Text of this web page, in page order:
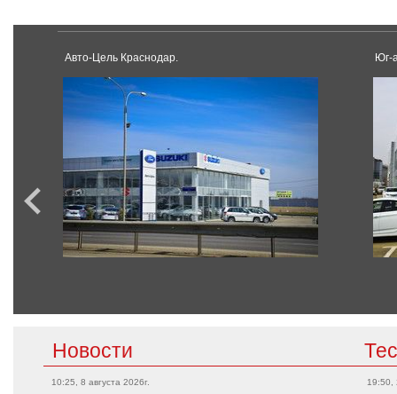
Авто-Цель Краснодар. Юг-
Новости
10:25, 8 августа 2026г. 19:50,